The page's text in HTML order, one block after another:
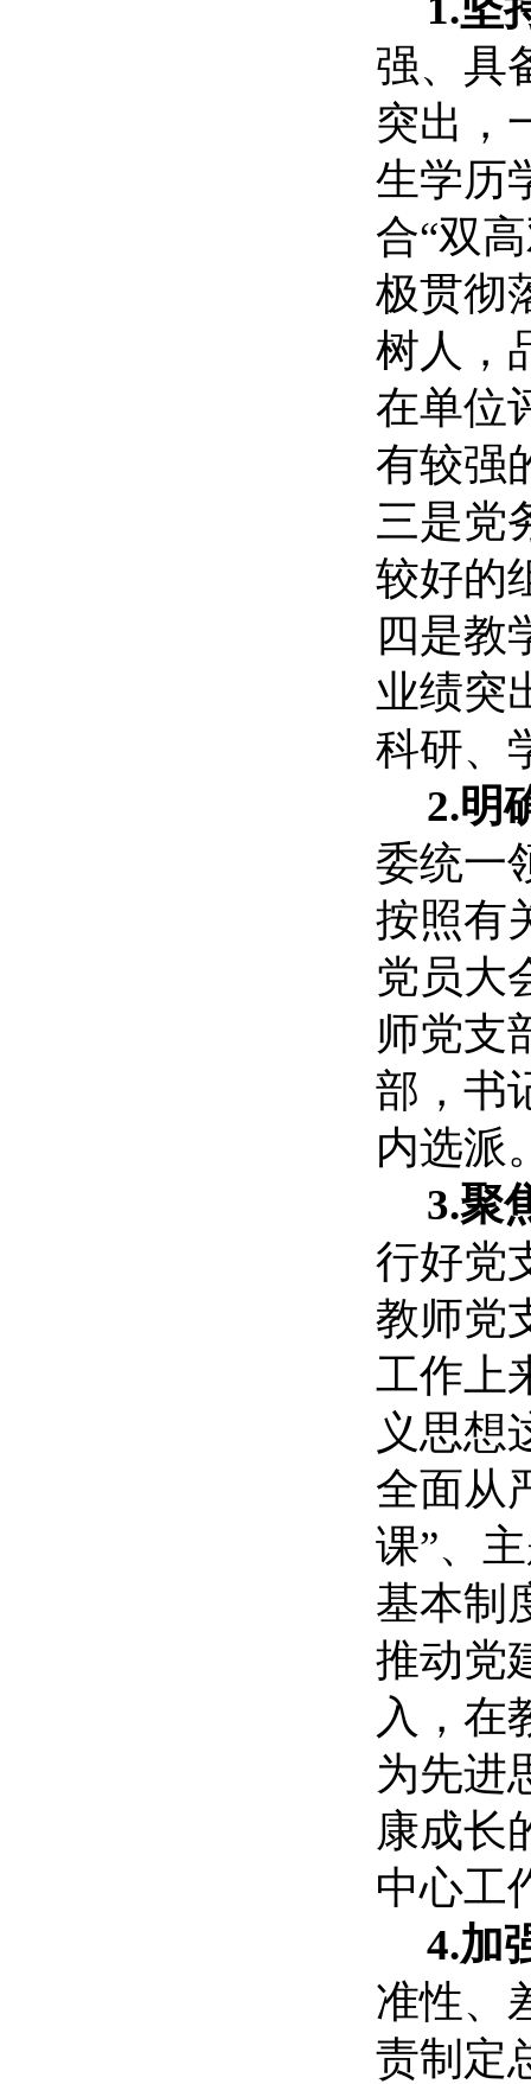
强、具
突出，
生学历
合“双
极贯彻
树人，
在单位
有较强
三是党
较好的
四是教
业绩突
科研、
2.明
委统一
按照有
党员大
师党支
部，书
内选派
3.聚
行好党
教师党
工作上
义思想
全面从
课”、
基本制
推动党
入，在
为先进
康成长
中心工
4.加
准性、
责制定